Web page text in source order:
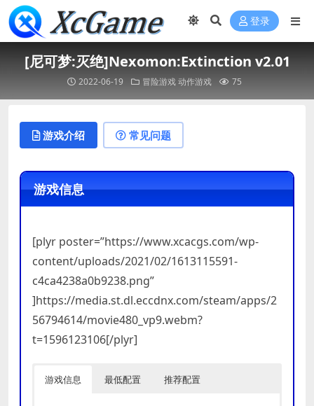
登录
[尼可梦:灭绝]Nexomon:Extinction v2.01
2022-06-19 冒险游戏 动作游戏 75
游戏介绍 常见问题
游戏信息
[plyr poster=”https://www.xcacgs.com/wp-
content/uploads/2021/02/1613115591-
c4ca4238a0b9238.png”
]https://media.st.dl.eccdnx.com/steam/apps/2
56794614/movie480_vp9.webm?
t=1596123106[/plyr]
游戏信息 最低配置 推荐配置